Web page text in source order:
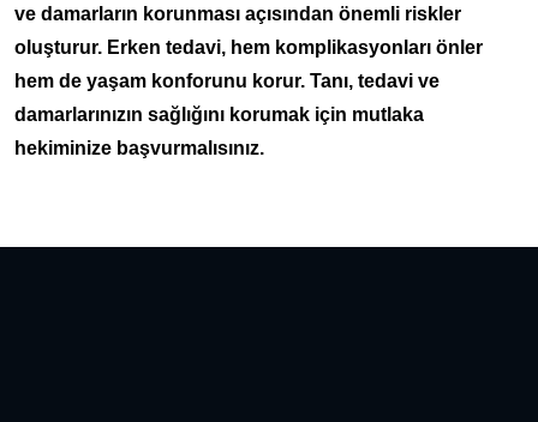
ve damarların korunması açısından önemli riskler
oluşturur. Erken tedavi, hem komplikasyonları önler
hem de yaşam konforunu korur. Tanı, tedavi ve
damarlarınızın sağlığını korumak için mutlaka
hekiminize başvurmalısınız.